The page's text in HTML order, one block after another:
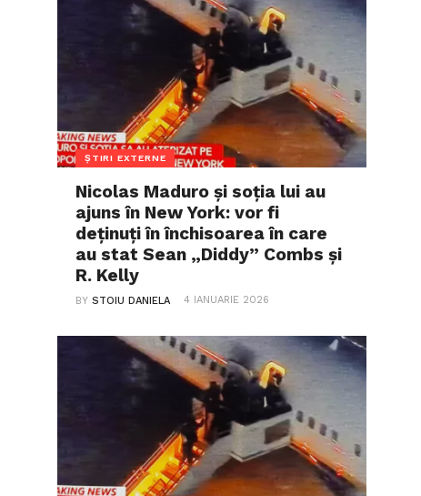
ȘTIRI EXTERNE
Nicolas Maduro și soția lui au
ajuns în New York: vor fi
deținuți în închisoarea în care
au stat Sean „Diddy” Combs și
R. Kelly
BYSTOIU DANIELA 4 IANUARIE 2026